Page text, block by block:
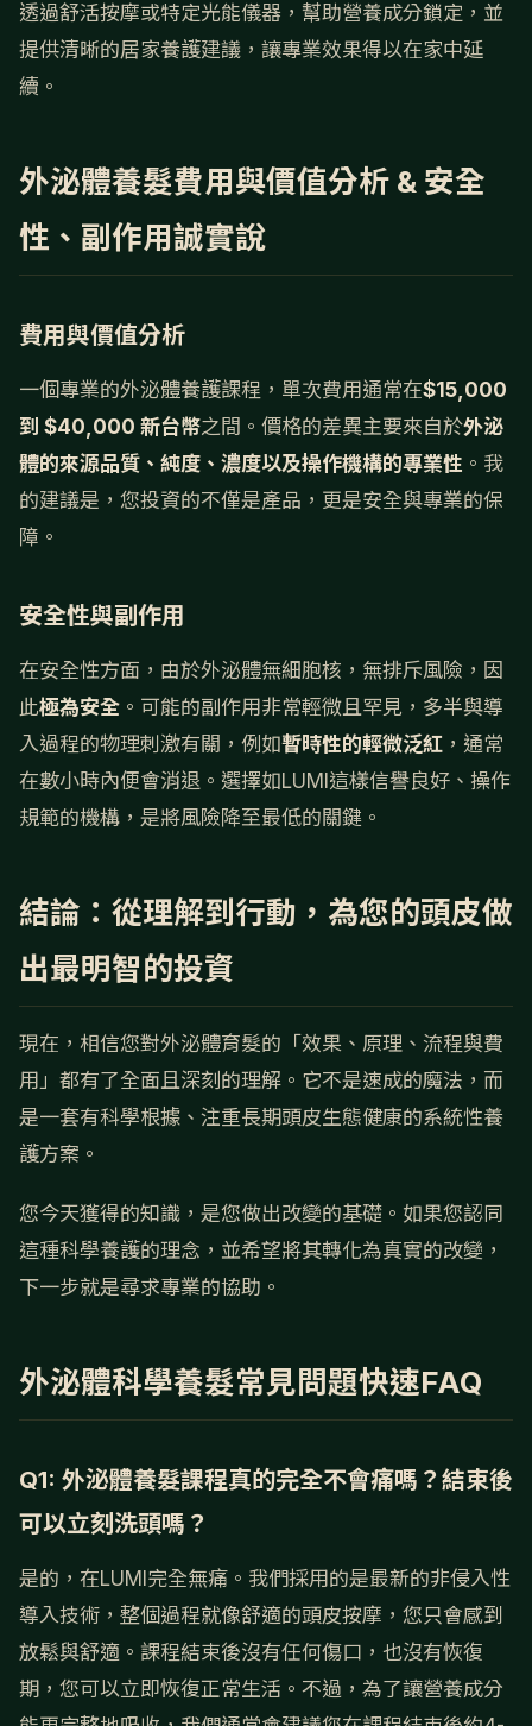
透過舒活按摩或特定光能儀器，幫助營養成分鎖定，並
提供清晰的居家養護建議，讓專業效果得以在家中延
續。
外泌體養髮費用與價值分析 & 安全
性、副作用誠實說
費用與價值分析
一個專業的外泌體養護課程，單次費用通常在$15,000
到 $40,000 新台幣之間。價格的差異主要來自於外泌
體的來源品質、純度、濃度以及操作機構的專業性 。我
的建議是，您投資的不僅是產品，更是安全與專業的保
障。
安全性與副作用
在安全性方面，由於外泌體無細胞核，無排斥風險，因
此極為安全 。可能的副作用非常輕微且罕見，多半與導
入過程的物理刺激有關，例如暫時性的輕微泛紅 ，通常
在數小時內便會消退。選擇如LUMI這樣信譽良好、操作
規範的機構，是將風險降至最低的關鍵。
結論：從理解到行動，為您的頭皮做
出最明智的投資
現在，相信您對外泌體育髮的「效果、原理、流程與費
用」都有了全面且深刻的理解。它不是速成的魔法，而
是一套有科學根據、注重長期頭皮生態健康的系統性養
護方案。
您今天獲得的知識，是您做出改變的基礎。如果您認同
這種科學養護的理念，並希望將其轉化為真實的改變，
下一步就是尋求專業的協助。
外泌體科學養髮常見問題快速FAQ
Q1: 外泌體養髮課程真的完全不會痛嗎？結束後
可以立刻洗頭嗎？
是的，在LUMI完全無痛。我們採用的是最新的非侵入性
導入技術，整個過程就像舒適的頭皮按摩，您只會感到
放鬆與舒適。課程結束後沒有任何傷口，也沒有恢復
期，您可以立即恢復正常生活。不過，為了讓營養成分